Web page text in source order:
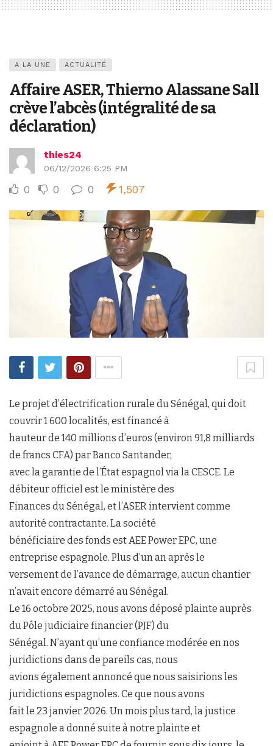
A LA UNE ACTUALITÉ
Affaire ASER, Thierno Alassane Sall
crève l’abcès (intégralité de sa
déclaration)
thies24
06/12/2026 6:25 PM
0 0 0 1,507
Le projet d’électrification rurale du Sénégal, qui doit
couvrir 1 600 localités, est financé à
hauteur de 140 millions d’euros (environ 91,8 milliards
de francs CFA) par Banco Santander,
avec la garantie de l’État espagnol via la CESCE. Le
débiteur officiel est le ministère des
Finances du Sénégal, et l’ASER intervient comme
autorité contractante. La société
bénéficiaire des fonds est AEE Power EPC, une
entreprise espagnole. Plus d’un an après le
versement de l’avance de démarrage, aucun chantier
n’avait encore démarré au Sénégal.
Le 16 octobre 2025, nous avons déposé plainte auprès
du Pôle judiciaire financier (PJF) du
Sénégal. N’ayant qu’une confiance modérée en nos
juridictions dans de pareils cas, nous
avions également annoncé que nous saisirions les
juridictions espagnoles. Ce que nous avons
fait le 23 janvier 2026. Un mois plus tard, la justice
espagnole a donné suite à notre plainte et